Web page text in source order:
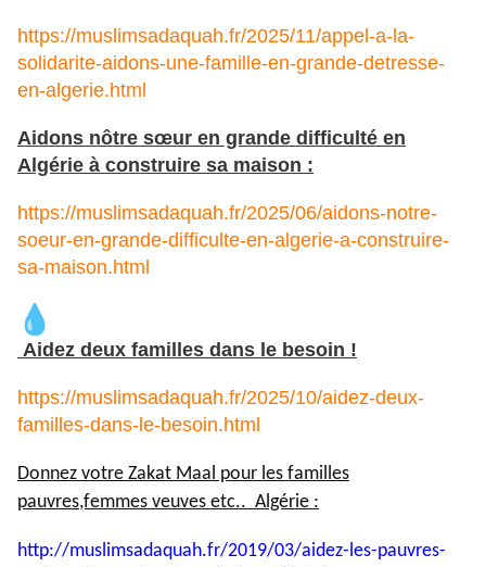
https://muslimsadaquah.fr/2025/11/appel-a-la-
solidarite-aidons-une-famille-en-grande-detresse-
en-algerie.html
Aidons nôtre sœur en grande difficulté en
Algérie à construire sa maison :
https://muslimsadaquah.fr/2025/06/aidons-notre-
soeur-en-grande-difficulte-en-algerie-a-construire-
sa-maison.html
Aidez deux familles dans le besoin !
https://muslimsadaquah.fr/2025/10/aidez-deux-
familles-dans-le-besoin.html
Donnez votre Zakat Maal pour les familles
pauvres,femmes veuves etc.. Algérie :
http://muslimsadaquah.fr/2019/03/aidez-les-pauvres-